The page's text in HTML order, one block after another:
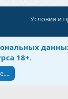
Условия и
18+.